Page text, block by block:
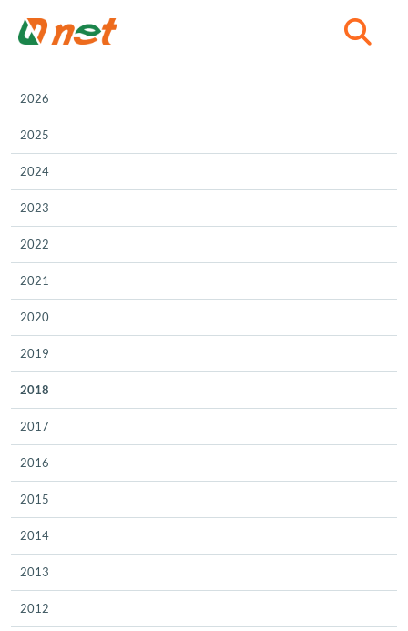
2026
2025
2024
2023
2022
2021
2020
2019
2018
2017
2016
2015
2014
2013
2012